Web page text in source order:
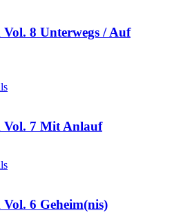
8 Unterwegs / Auf
Vol. 7 Mit Anlauf
6 Geheim(nis)